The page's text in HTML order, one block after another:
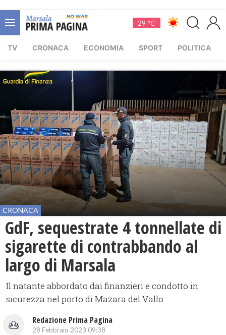
29 °C
TV CRONACA ECONOMIA SPORT POLITICA
CRONACA
GdF, sequestrate 4 tonnellate di
sigarette di contrabbando al
largo di Marsala
Il natante abbordato dai finanzieri e condotto in
sicurezza nel porto di Mazara del Vallo
Redazione Prima Pagina
28 Febbraio 2023 09:38